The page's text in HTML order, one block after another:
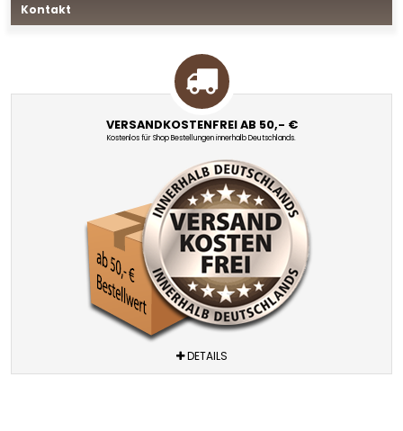
Kontakt
VERSANDKOSTENFREI AB 50,- €
Kostenlos für Shop Bestellungen innerhalb Deutschlands.
DETAILS